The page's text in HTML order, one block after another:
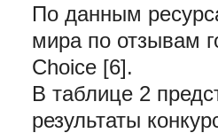
По данным
мира по отзывам
Choice [6].
В таблице 2
результаты